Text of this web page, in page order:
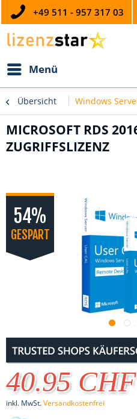
+49 511 - 957 317 03
Menü
Übersicht Windows
MICROSOFT RDS
ZUGRIFFSLIZENZ
54%
GESPART
40.95 CHF
inkl. MwSt.Versandkostenfrei